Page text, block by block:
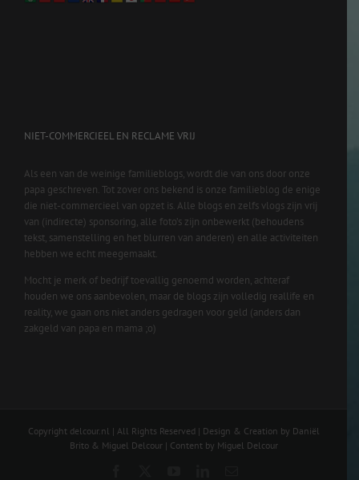
NIET-COMMERCIEEL EN RECLAME VRIJ
Als een van de weinige familieblogs, wordt die van ons door onze
papa geschreven. Tot zover ons bekend is onze familieblog de enige
die niet-commercieel van opzet is. Alle blogs en zelfs vlogs zijn vrij
van (indirecte) sponsoring, alle foto’s zijn onbewerkt (behoudens
tekst, samenstelling en het blurren van anderen) en alle activiteiten
hebben we echt meegemaakt.
Mocht je merk of bedrijf toevallig genoemd worden, achteraf
houden we ons aanbevolen, maar de blogs zijn volledig reallife en
reality, we gaan ons niet anders gedragen voor geld (anders dan
zakgeld van papa en mama ;o)
Copyright delcour.nl | All Rights Reserved | Design & Creation by Daniël
Brito & Miguel Delcour | Content by Miguel Delcour